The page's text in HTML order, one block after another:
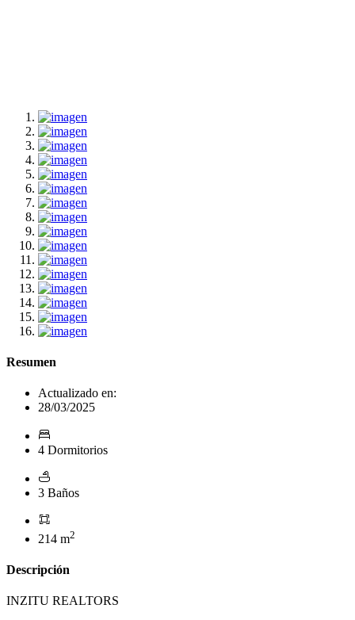
Resumen
Actualizado en:
28/03/2025
4 Dormitorios
3 Baños
214 m2
Descripción
INZITU REALTORS